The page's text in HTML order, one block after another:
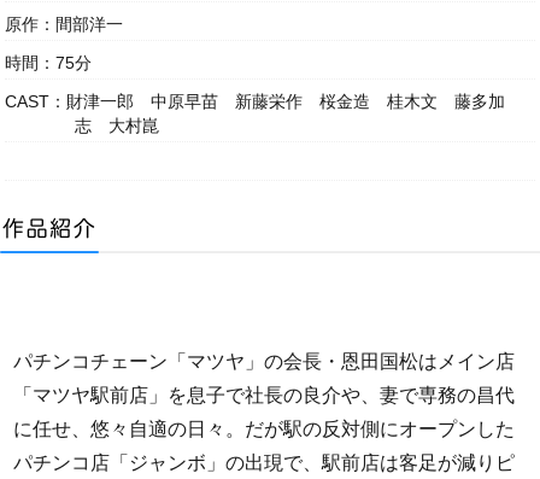
原作：間部洋一
時間：75分
CAST：財津一郎 中原早苗 新藤栄作 桜金造 桂木文 藤多加
志 大村崑
パチンコチェーン「マツヤ」の会長・恩田国松はメイン店
「マツヤ駅前店」を息子で社長の良介や、妻で専務の昌代
に任せ、悠々自適の日々。だが駅の反対側にオープンした
パチンコ店「ジャンボ」の出現で、駅前店は客足が減りピ